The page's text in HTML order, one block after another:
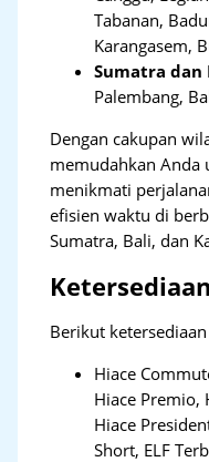
Tabanan,
Karangasem,
Sumatra
Palembang,
Dengan cakupan
memudahkan Anda
menikmati
efisien waktu di
Sumatra, Bali, dan
Berikut
Hiace
Hiace Premio,
Hiace
Short, ELF